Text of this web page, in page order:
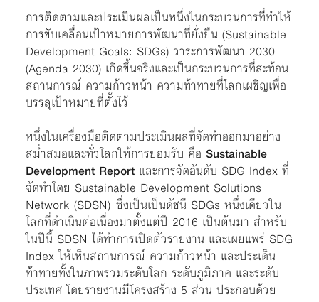
การติดตามและประเมินผลเป็นหนึ่งในกระบวนการที่ทำให้
การขับเคลื่อนเป้าหมายการพัฒนาที่ยั่งยืน (Sustainable
Development Goals: SDGs) วาระการพัฒนา 2030
(Agenda 2030) เกิดขึ้นจริงและเป็นกระบวนการที่สะท้อน
สถานการณ์ ความก้าวหน้า ความท้าทายที่โลกเผชิญเพื่อ
บรรลุเป้าหมายที่ตั้งไว้
หนึ่งในเครื่องมือติดตามประเมินผลที่จัดทำออกมาอย่าง
สม่ำสมอและทั่วโลกให้การยอมรับ คือ Sustainable
Development Report และการจัดอันดับ SDG Index ที่
จัดทำโดย Sustainable Development Solutions
Network (SDSN) ซึ่งเป็นเป็นดัชนี SDGs หนึ่งเดียวใน
โลกที่ดำเนินต่อเนื่องมาตั้งแต่ปี 2016 เป็นต้นมา สำหรับ
ในปีนี้ SDSN ได้ทำการเปิดตัวรายงาน และเผยแพร่ SDG
Index ให้เห็นสถานการณ์ ความก้าวหน้า และประเด็น
ท้าทายทั้งในภาพรวมระดับโลก ระดับภูมิภาค และระดับ
ประเทศ โดยรายงานมีโครงสร้าง 5 ส่วน ประกอบด้วย